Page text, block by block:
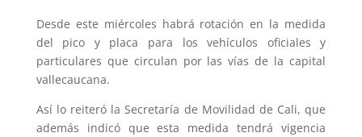
Desde este miércoles habrá rotación en la medida
del pico y placa para los vehículos oficiales y
particulares que circulan por las vías de la capital
vallecaucana.
Así lo reiteró la Secretaría de Movilidad de Cali, que
además indicó que esta medida tendrá vigencia